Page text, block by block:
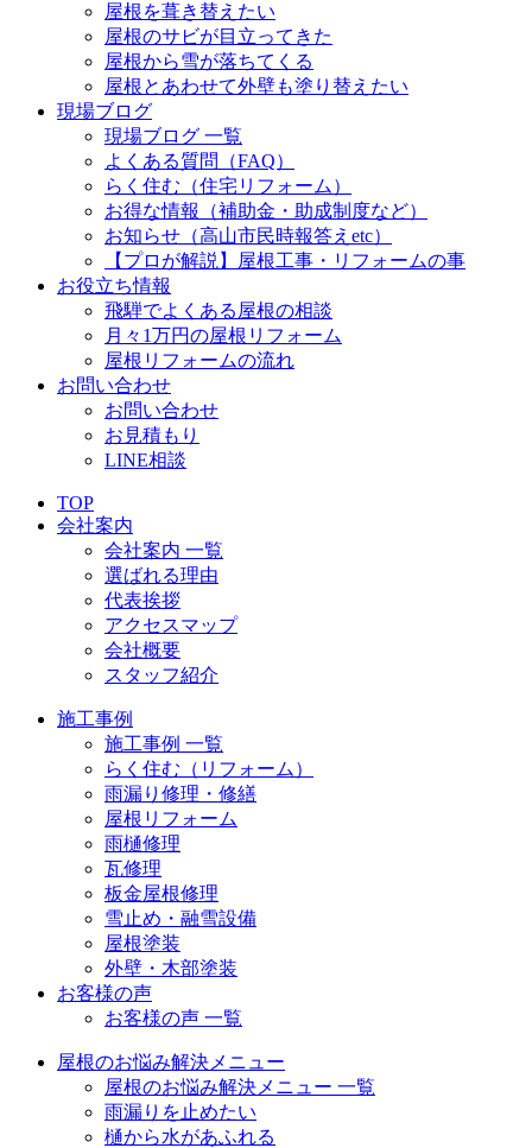
屋根を葺き替えたい
屋根のサビが目立ってきた
屋根から雪が落ちてくる
屋根とあわせて外壁も塗り替えたい
現場ブログ
現場ブログ 一覧
よくある質問（FAQ）
らく住む（住宅リフォーム）
お得な情報（補助金・助成制度など）
お知らせ（高山市民時報答えetc）
【プロが解説】屋根工事・リフォームの事
お役立ち情報
飛騨でよくある屋根の相談
月々1万円の屋根リフォーム
屋根リフォームの流れ
お問い合わせ
お問い合わせ
お見積もり
LINE相談
TOP
会社案内
会社案内 一覧
選ばれる理由
代表挨拶
アクセスマップ
会社概要
スタッフ紹介
施工事例
施工事例 一覧
らく住む（リフォーム）
雨漏り修理・修繕
屋根リフォーム
雨樋修理
瓦修理
板金屋根修理
雪止め・融雪設備
屋根塗装
外壁・木部塗装
お客様の声
お客様の声 一覧
屋根のお悩み解決メニュー
屋根のお悩み解決メニュー 一覧
雨漏りを止めたい
樋から水があふれる